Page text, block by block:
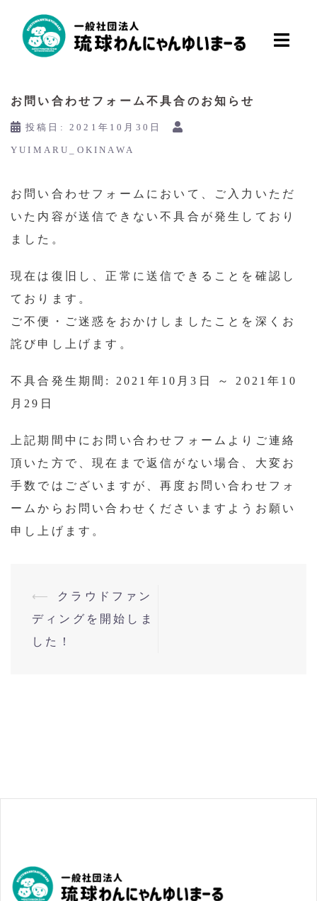
ツ
へ
ス
ッ
プ
お問い合わせフォーム不具合のお知らせ
投稿日: 2021年10月30日
YUIMARU_OKINAWA
お問い合わせフォームにおいて、ご入力いただ
いた内容が送信できない不具合が発生しており
ました。
現在は復旧し、正常に送信できることを確認し
ております。
ご不便・ご迷惑をおかけしましたことを深くお
詫び申し上げます。
不具合発生期間: 2021年10月3日 ～ 2021年10
月29日
上記期間中にお問い合わせフォームよりご連絡
頂いた方で、現在まで返信がない場合、大変お
手数ではございますが、再度お問い合わせフォ
ームからお問い合わせくださいますようお願い
申し上げます。
投
稿
ナ
⟵
クラウドファン
ディングを開始しま
した！